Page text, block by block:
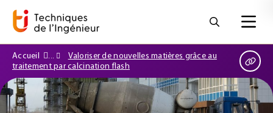
Accueil
Valoriser de nouvelles matières grâce au
traitement par calcination flash